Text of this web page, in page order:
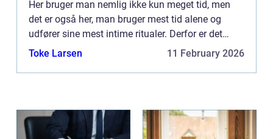
Her bruger man nemlig ikke kun meget tid, men
det er også her, man bruger mest tid alene og
udfører sine mest intime ritualer. Derfor er det
vigtigt for ens livskvalitet og funktionaliteten i
Toke Larsen 11 February 2026